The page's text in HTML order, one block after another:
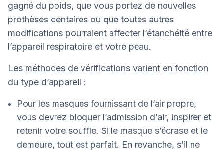
gagné du poids, que vous portez de nouvelles
prothèses dentaires ou que toutes autres
modifications pourraient affecter l’étanchéité entre
l’appareil respiratoire et votre peau.
Les méthodes de vérifications varient en fonction
du type d’appareil :
Pour les masques fournissant de l’air propre,
vous devrez bloquer l’admission d’air, inspirer et
retenir votre souffle. Si le masque s’écrase et le
demeure, tout est parfait. En revanche, s’il ne